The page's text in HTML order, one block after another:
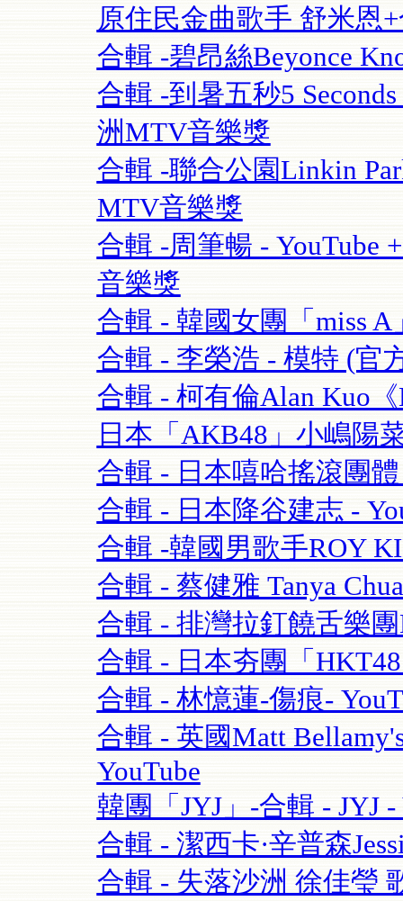
原住民金曲歌手 舒米恩
合輯 -碧昂絲Beyonce
合輯 -到暑五秒5
洲MTV音樂獎
合輯 -聯合公園Linkin
MTV音樂獎
合輯 -周筆暢 - YouTube
音樂獎
合輯 - 韓國女團「miss A
合輯 - 李榮浩 - 模特 (官
合輯 - 柯有倫Alan Kuo
日本「AKB48」小嶋陽
合輯 - 日本嘻哈搖滾團體
合輯 - 日本降谷建志 -
合輯 -韓國男歌手ROY
合輯 - 蔡健雅 Tanya
合輯 - 排灣拉釘饒舌樂
合輯 - 日本夯團「
合輯 - 林憶蓮-傷痕-
合輯 - 英國Matt
YouTube
韓團「JYJ」-合輯 - JYJ -
合輯 - 潔西卡·辛普森
合輯 - 失落沙洲 徐佳瑩